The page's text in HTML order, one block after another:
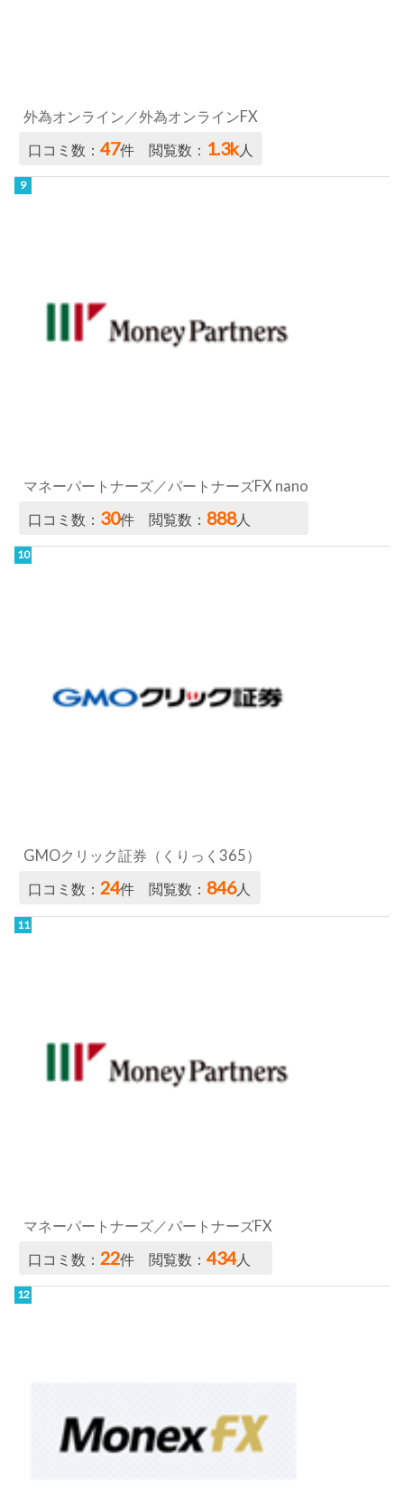
外為オンライン／外為オンラインFX
口コミ数：47件 閲覧数： 1.3k人
マネーパートナーズ／パートナーズFX nano
口コミ数： 30件 閲覧数： 888人
GMOクリック証券（くりっく365）
口コミ数：24件 閲覧数： 846人
マネーパートナーズ／パートナーズFX
口コミ数：22件 閲覧数：434人